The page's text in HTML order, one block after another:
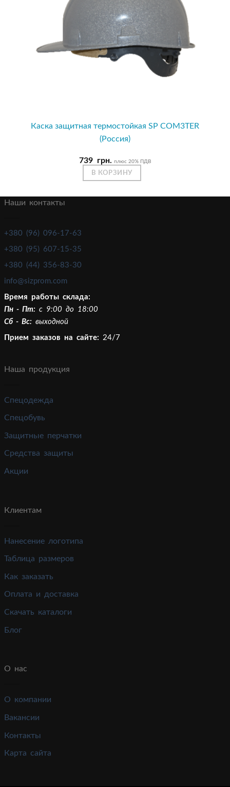
Каска защитная термостойкая SP COM3TER
(Россия)
739 грн. плюс 20% ПДВ
В КОРЗИНУ
Наши контакты
+380 (96) 096-17-63
+380 (95) 607-15-35
+380 (44) 356-83-30
info@sizprom.com
Время работы склада:
Пн - Пт: c 9:00 до 18:00
Сб - Вс: выходной
Прием заказов на сайте: 24/7
Наша продукция
Спецодежда
Спецобувь
Защитные перчатки
Средства защиты
Акции
Клиентам
Нанесение логотипа
Таблица размеров
Как заказать
Оплата и доставка
Скачать каталоги
Блог
О нас
О компании
Вакансии
Контакты
Карта сайта